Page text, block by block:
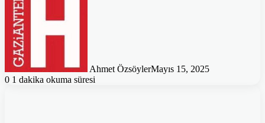
Ahmet ÖzsöylerMayıs 15, 2025
0 1 dakika okuma süresi